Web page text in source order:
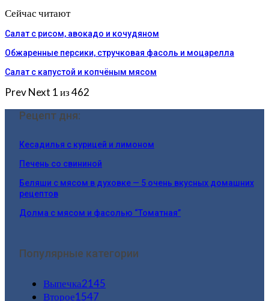
Сейчас читают
Салат с рисом, авокадо и кочудяном
Обжаренные персики, стручковая фасоль и моцарелла
Салат с капустой и копчёным мясом
PrevNext 1 из 462
Рецепт дня:
Кесадилья с курицей и лимоном
Печень со свининой
Беляши с мясом в духовке — 5 очень вкусных домашних
рецептов
Долма с мясом и фасолью “Томатная”
Популярные категории
Выпечка2145
Второе1547